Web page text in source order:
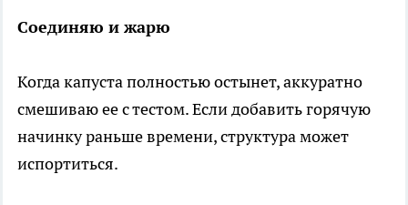
Соединяю и жарю
Когда капуста полностью остынет, аккуратно
смешиваю ее с тестом. Если добавить горячую
начинку раньше времени, структура может
испортиться.